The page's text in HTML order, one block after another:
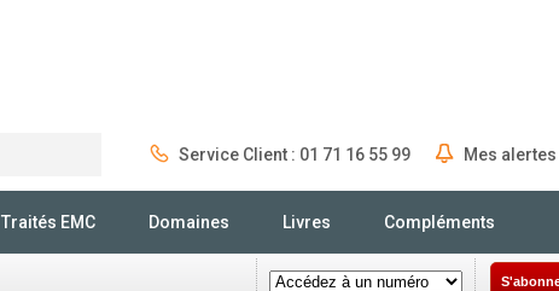
Service Client : 01 71 16 55 99 Mes alertes
Traités EMC Domaines Livres Compléments